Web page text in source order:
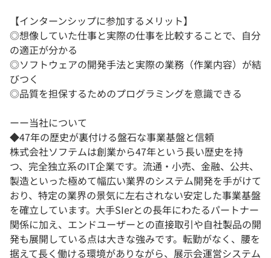
【インターンシップに参加するメリット】
◎想像していた仕事と実際の仕事を比較することで、自分
の適正が分かる
◎ソフトウェアの開発手法と実際の業務（作業内容）が結
びつく
◎品質を担保するためのプログラミングを意識できる
ーー当社について
◆47年の歴史が裏付ける盤石な事業基盤と信頼
株式会社ソフテムは創業から47年という長い歴史を持
つ、完全独立系のIT企業です。流通・小売、金融、公共、
製造といった極めて幅広い業界のシステム開発を手がけて
おり、特定の業界の景気に左右されない安定した事業基盤
を確立しています。大手SIerとの長年にわたるパートナー
関係に加え、エンドユーザーとの直接取引や自社製品の開
発も展開している点は大きな強みです。転勤がなく、腰を
据えて長く働ける環境がありながら、展示会運営システム